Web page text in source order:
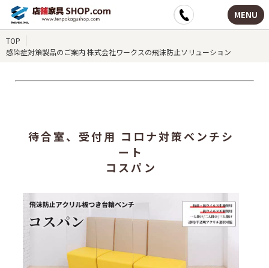
MENU
TOP
感染症対策製品のご案内 株式会社ワークスの飛沫防止ソリューション
待合室、受付用 コロナ対策ベンチシ
ート
コスパン